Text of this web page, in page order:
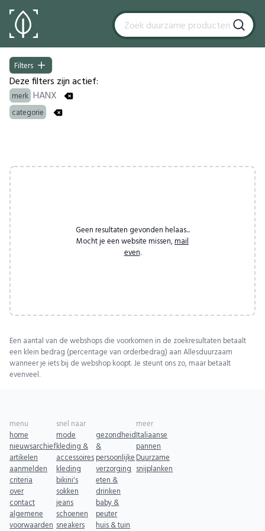
Filters
Filters
Deze filters zijn actief:
merk HANX
categorie
Geen resultaten gevonden helaas...
Mocht je een website missen, mail
even.
Een aantal van de webshops die voorkomen in de zoekresultaten betaalt
een klein bedrag (percentage van orderbedrag) aan Allesduurzaam
wanneer je iets bij de webshop koopt. Je steunt ons zo, maar betaalt
evenveel.
menu
home
nieuwsarchief
artikelen
aanmelden
criteria
over
contact
algemene
voorwaarden
snel naar
mode
kleding &
accessoires
kleding
bikini's
sokken
jeans
schoenen
sneakers
gezondheid
&
persoonlijke
verzorging
eten &
drinken
baby &
peuter
huis & tuin
meer
Italiaanse
pannen
Duurzame
snijplanken